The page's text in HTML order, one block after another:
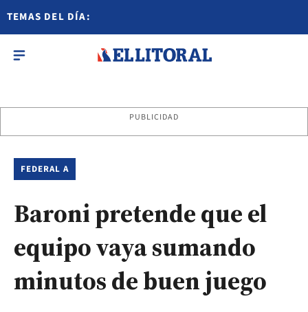
TEMAS DEL DÍA:
PUBLICIDAD
FEDERAL A
Baroni pretende que el
equipo vaya sumando
minutos de buen juego